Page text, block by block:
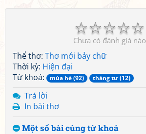
☆
☆
☆
☆
☆
Chưa có đánh giá nào
Thể thơ: Thơ mới bảy chữ
Thời kỳ: Hiện đại
Từ khoá:
mùa hè (92) tháng tư (12)
Trả lời
In bài thơ
Một số bài cùng từ khoá